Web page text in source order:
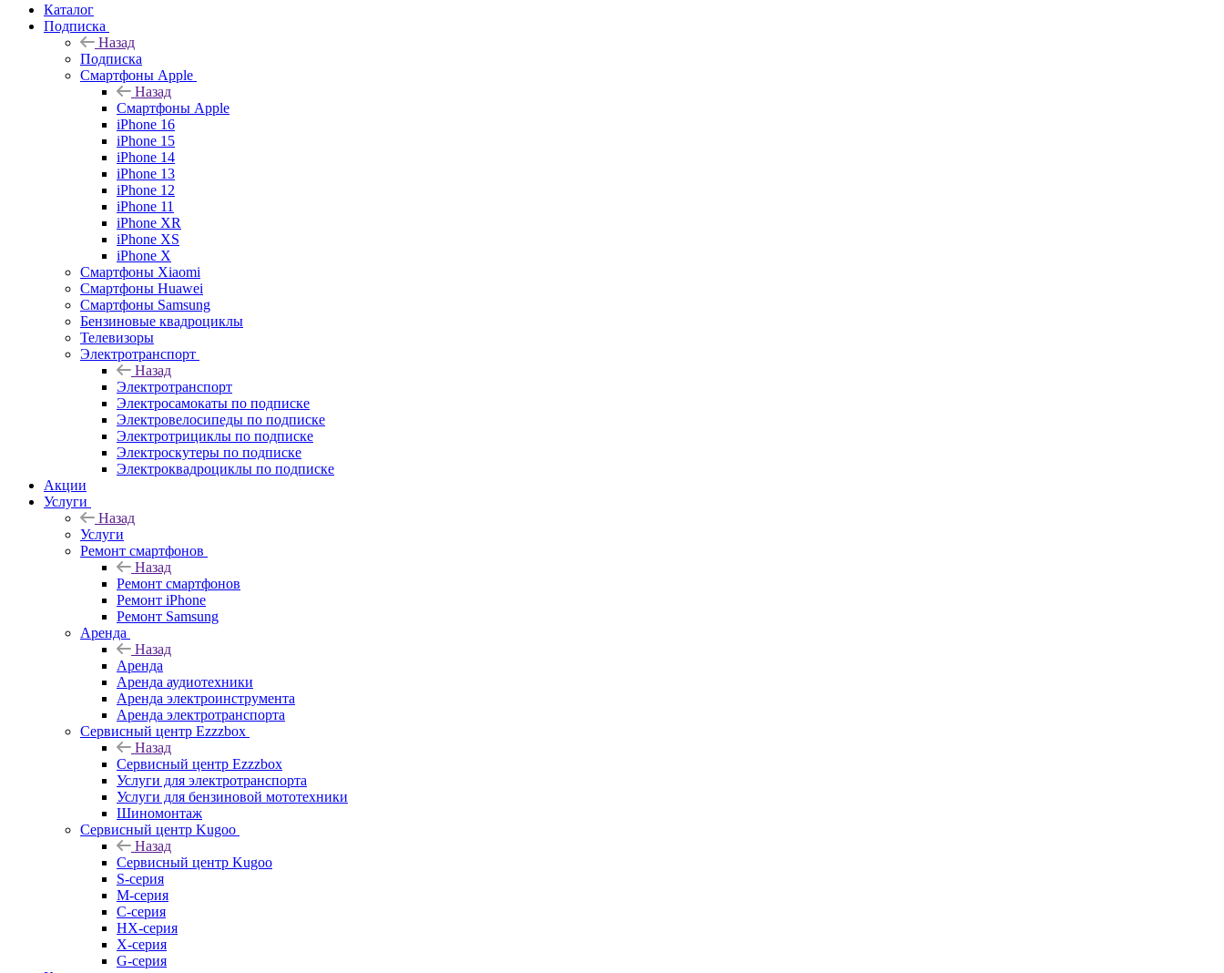
Каталог
Подписка
Назад
Подписка
Смартфоны Apple
Назад
Смартфоны Apple
iPhone 16
iPhone 15
iPhone 14
iPhone 13
iPhone 12
iPhone 11
iPhone XR
iPhone XS
iPhone X
Смартфоны Xiaomi
Смартфоны Huawei
Смартфоны Samsung
Бензиновые квадроциклы
Телевизоры
Электротранспорт
Назад
Электротранспорт
Электросамокаты по подписке
Электровелосипеды по подписке
Электротрициклы по подписке
Электроскутеры по подписке
Электроквадроциклы по подписке
Акции
Услуги
Назад
Услуги
Ремонт смартфонов
Назад
Ремонт смартфонов
Ремонт iPhone
Ремонт Samsung
Аренда
Назад
Аренда
Аренда аудиотехники
Аренда электроинструмента
Аренда электротранспорта
Сервисный центр Ezzzbox
Назад
Сервисный центр Ezzzbox
Услуги для электротранспорта
Услуги для бензиновой мототехники
Шиномонтаж
Сервисный центр Kugoo
Назад
Сервисный центр Kugoo
S-cерия
M-серия
С-серия
HX-серия
X-серия
G-серия